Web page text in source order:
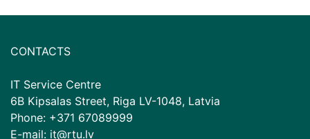
CONTACTS
IT Service Centre
6B Kipsalas Street, Riga LV-1048, Latvia
Phone: +371 67089999
E-mail: it@rtu.lv